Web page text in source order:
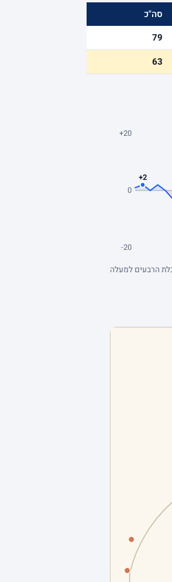
סה"כ
79
63
+20
0
-20
+2